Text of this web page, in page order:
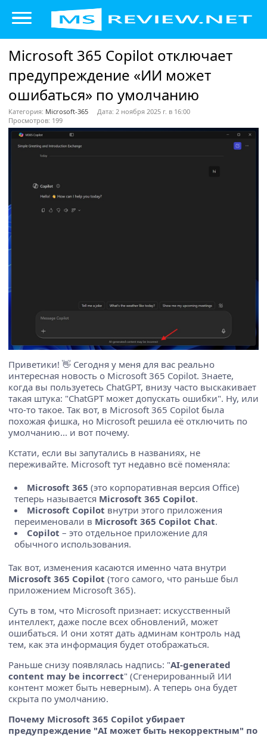
Microsoft 365 Copilot отключает
предупреждение «ИИ может
ошибаться» по умолчанию
Категория: Microsoft-365
Дата: 2 ноября 2025 г. в 16:00
Просмотров: 199
Приветики! 👋 Сегодня у меня для вас реально
интересная новость о Microsoft 365 Copilot. Знаете,
когда вы пользуетесь ChatGPT, внизу часто выскакивает
такая штука: "ChatGPT может допускать ошибки". Ну, или
что-то такое. Так вот, в Microsoft 365 Copilot была
похожая фишка, но Microsoft решила её отключить по
умолчанию... и вот почему.
Кстати, если вы запутались в названиях, не
переживайте. Microsoft тут недавно всё поменяла:
Microsoft 365 (это корпоративная версия Office)
теперь называется Microsoft 365 Copilot.
Microsoft Copilot внутри этого приложения
переименовали в Microsoft 365 Copilot Chat.
Copilot – это отдельное приложение для
обычного использования.
Так вот, изменения касаются именно чата внутри
Microsoft 365 Copilot (того самого, что раньше был
приложением Microsoft 365).
Суть в том, что Microsoft признает: искусственный
интеллект, даже после всех обновлений, может
ошибаться. И они хотят дать админам контроль над
тем, как эта информация будет отображаться.
Раньше снизу появлялась надпись: "AI-generated
content may be incorrect" (Сгенерированный ИИ
контент может быть неверным). А теперь она будет
скрыта по умолчанию.
Почему Microsoft 365 Copilot убирает
предупреждение "AI может быть некорректным" по